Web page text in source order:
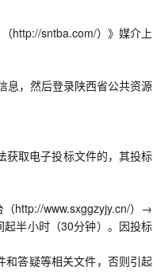
http://sntba.com/）》媒介上
息，然后登录陕西省公共资源
获取电子投标文件的，其投标
（http://www.sxggzyjy.cn/）→
半小时（30分钟）。因投标
和答疑等相关文件，否则引起